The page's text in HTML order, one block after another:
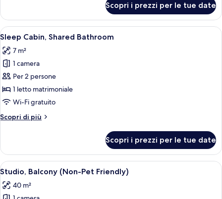
quadrupla,
vasca
da
bagno
Scopri i prezzi per le tue date
Apri
tutte
le
foto
per
Sleep
Cabin,
Bathroom
Un interno moderno con una scala,
4
Sleep Cabin, Shared Bathroom
7 m²
1 camera
Per 2 persone
1 letto matrimoniale
Wi-Fi gratuito
Scopri di più
Altri
Cabin,
Shared
Bathroom
Scopri i prezzi per le tue date
Apri
tutte
le
Un soggiorno moderno con un
4
Studio, Balcony (Non-Pet Friendly)
40 m²